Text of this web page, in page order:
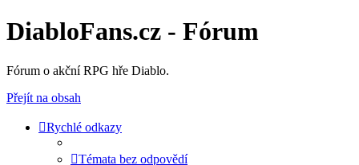
DiabloFans.cz - Fórum
Fórum o akční RPG hře Diablo.
Přejít na obsah
Rychlé odkazy
Témata bez odpovědí